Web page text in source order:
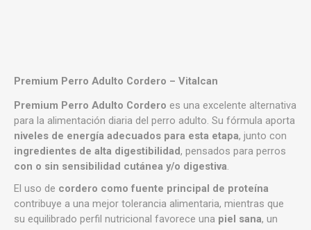
Premium Perro Adulto Cordero – Vitalcan
Premium Perro Adulto Cordero es una excelente alternativa
para la alimentación diaria del perro adulto. Su fórmula aporta
niveles de energía adecuados para esta etapa, junto con
ingredientes de alta digestibilidad, pensados para perros
con o sin sensibilidad cutánea y/o digestiva.
El uso de cordero como fuente principal de proteína
contribuye a una mejor tolerancia alimentaria, mientras que
su equilibrado perfil nutricional favorece una piel sana, un